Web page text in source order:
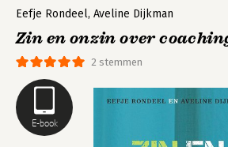
E-book
2 stemmen
Eefje Rondeel, Aveline Dijkman
Zin en onzin over